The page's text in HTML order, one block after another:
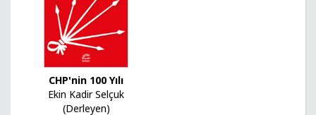
CHP'nin 100 Yılı
Ekin Kadir Selçuk
(Derleyen)